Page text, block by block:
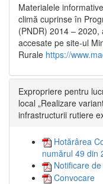
Materialele
climă cuprinse în
(PNDR) 2014 –
accesate pe site-ul
Rurale https://
Expropriere pentru
local „Realizare
infrastructurii rutiere
Hotărârea
numărul 49 din
Notificare
Convocare